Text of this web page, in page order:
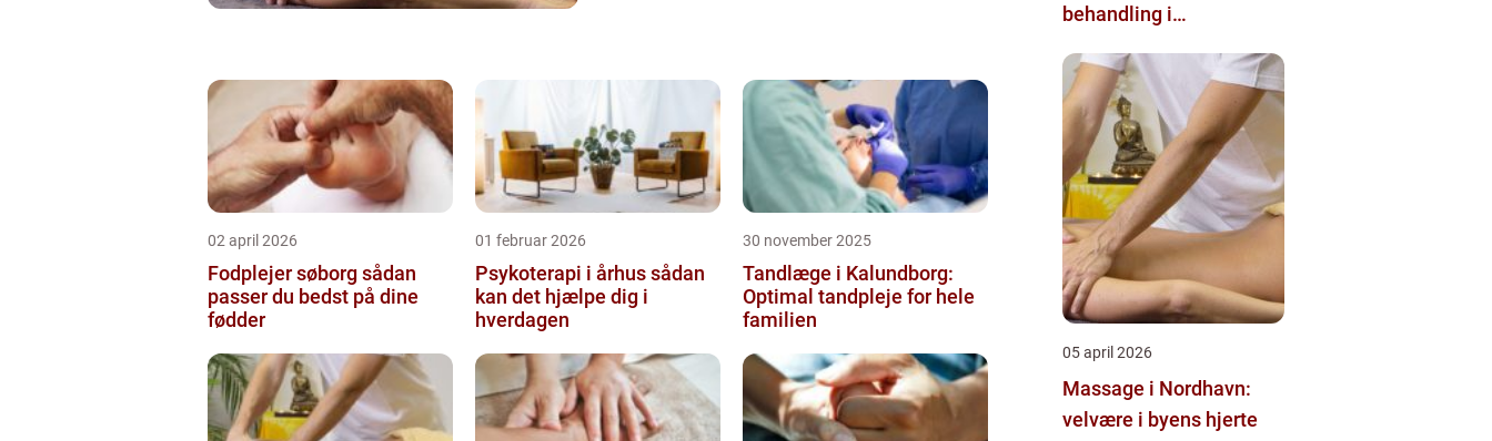
02 april 2026
Fodplejer søborg sådan
passer du bedst på dine
fødder
01 februar 2026
Psykoterapi i århus sådan
kan det hjælpe dig i
hverdagen
30 november 2025
Tandlæge i Kalundborg:
Optimal tandpleje for hele
familien
behandling i
05 april 2026
Massage i Nordhavn:
velvære i byens hjerte